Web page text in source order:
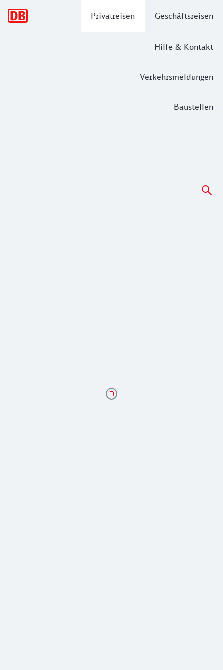
Privatreisen Geschäftsreisen
Hilfe & Kontakt
Verkehrsmeldungen
Baustellen